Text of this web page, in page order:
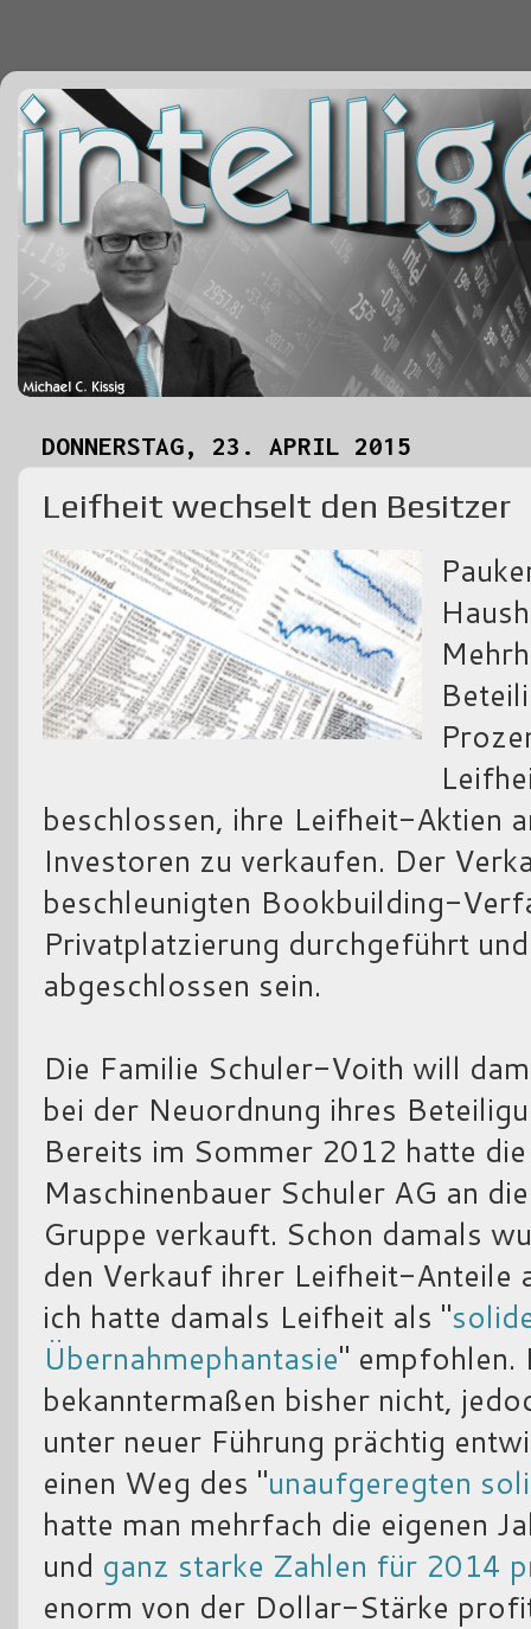
DONNERSTAG, 23. APRIL 2015
Leifheit wechselt den Besitzer
beschlossen, ihre Leifheit-Aktien
Investoren zu verkaufen. Der
beschleunigten Bookbuilding-
Privatplatzierung durchgeführt
abgeschlossen sein.
Die Familie Schuler-Voith will
bei der Neuordnung ihres
Bereits im Sommer 2012 hatte
Maschinenbauer Schuler AG an
Gruppe verkauft. Schon damals
den Verkauf ihrer Leifheit-Anteile
ich hatte damals Leifheit als "
Übernahmephantasie" empfohlen.
bekanntermaßen bisher nicht,
unter neuer Führung prächtig
einen Weg des "unaufgeregten
hatte man mehrfach die eigenen
und ganz starke Zahlen für 2014
enorm von der Dollar-Stärke